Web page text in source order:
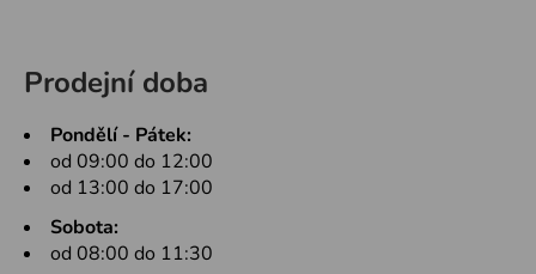
Prodejní doba
Pondělí - Pátek:
od 09:00 do 12:00
od 13:00 do 17:00
Sobota:
od 08:00 do 11:30